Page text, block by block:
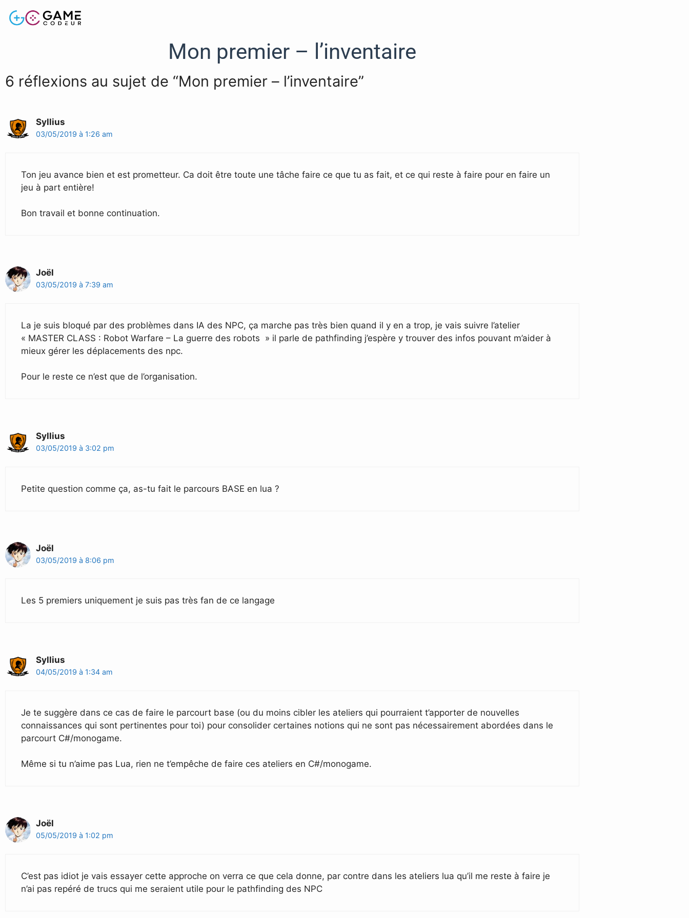
Mon premier – l’inventaire
6 réflexions au sujet de “Mon premier – l’inventaire”
Syllius
03/05/2019 à 1:26 am
Ton jeu avance bien et est prometteur. Ca doit être toute une tâche faire ce que tu as fait, et ce qui reste à faire pour en faire un
jeu à part entière!
Bon travail et bonne continuation.
Joël
03/05/2019 à 7:39 am
La je suis bloqué par des problèmes dans IA des NPC, ça marche pas très bien quand il y en a trop, je vais suivre l’atelier
« MASTER CLASS : Robot Warfare – La guerre des robots » il parle de pathfinding j’espère y trouver des infos pouvant m’aider à
mieux gérer les déplacements des npc.
Pour le reste ce n’est que de l’organisation.
Syllius
03/05/2019 à 3:02 pm
Petite question comme ça, as-tu fait le parcours BASE en lua ?
Joël
03/05/2019 à 8:06 pm
Les 5 premiers uniquement je suis pas très fan de ce langage
Syllius
04/05/2019 à 1:34 am
Je te suggère dans ce cas de faire le parcourt base (ou du moins cibler les ateliers qui pourraient t’apporter de nouvelles
connaissances qui sont pertinentes pour toi) pour consolider certaines notions qui ne sont pas nécessairement abordées dans le
parcourt C#/monogame.
Même si tu n’aime pas Lua, rien ne t’empêche de faire ces ateliers en C#/monogame.
Joël
05/05/2019 à 1:02 pm
C’est pas idiot je vais essayer cette approche on verra ce que cela donne, par contre dans les ateliers lua qu’il me reste à faire je
n’ai pas repéré de trucs qui me seraient utile pour le pathfinding des NPC